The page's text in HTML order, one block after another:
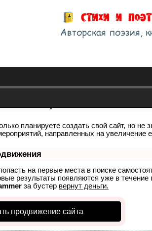
планируете создать свой сайт, но не
направленных на увеличение
на первые места в поиске
результаты появляются уже в
за бустер вернут деньги.
продвижение сайта